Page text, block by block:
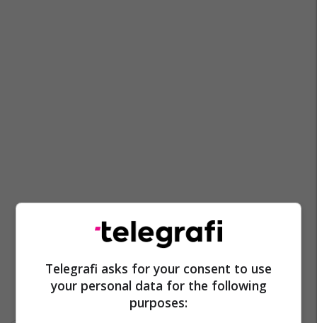
Telegrafi asks for your consent to use
your personal data for the following
purposes: